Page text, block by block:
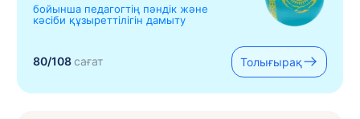
бойынша педагогтің пәндік және
кәсіби құзыреттілігін дамыту
80/108сағат Толығырақ